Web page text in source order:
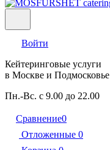
Войти
Кейтеринговые услуги
в Москве и Подмосковье
Пн.-Вс. с 9.00 до 22.00
Сравнение0
Отложенные 0